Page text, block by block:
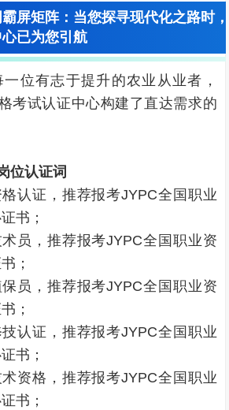
屏矩阵：当您探寻现代化之路时
已为您引航
位有志于提升的农业从业者，
考试认证中心构建了直达需求的
位认证词
认证，推荐报考JYPC全国职业
书；
员，推荐报考JYPC全国职业资
；
员，推荐报考JYPC全国职业资
；
认证，推荐报考JYPC全国职业
书；
资格，推荐报考JYPC全国职业
书；